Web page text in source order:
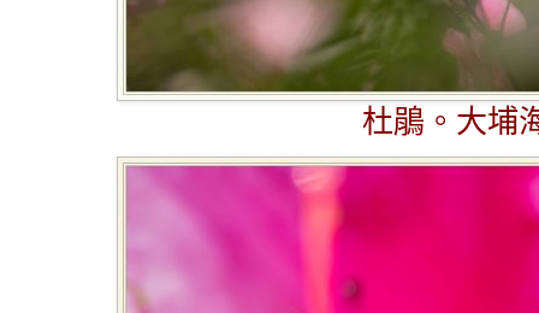
杜鵑。大埔